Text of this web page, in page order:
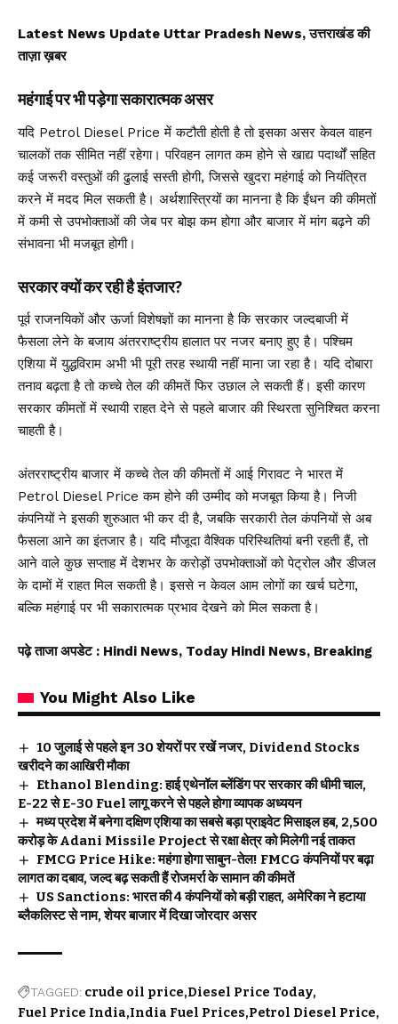
Latest News Update Uttar Pradesh News, उत्तराखंड की
ताज़ा ख़बर
महंगाई पर भी पड़ेगा सकारात्मक असर
यदि Petrol Diesel Price में कटौती होती है तो इसका असर केवल वाहन
चालकों तक सीमित नहीं रहेगा। परिवहन लागत कम होने से खाद्य पदार्थों सहित
कई जरूरी वस्तुओं की ढुलाई सस्ती होगी, जिससे खुदरा महंगाई को नियंत्रित
करने में मदद मिल सकती है। अर्थशास्त्रियों का मानना है कि ईंधन की कीमतों
में कमी से उपभोक्ताओं की जेब पर बोझ कम होगा और बाजार में मांग बढ़ने की
संभावना भी मजबूत होगी।
सरकार क्यों कर रही है इंतजार?
पूर्व राजनयिकों और ऊर्जा विशेषज्ञों का मानना है कि सरकार जल्दबाजी में
फैसला लेने के बजाय अंतरराष्ट्रीय हालात पर नजर बनाए हुए है। पश्चिम
एशिया में युद्धविराम अभी भी पूरी तरह स्थायी नहीं माना जा रहा है। यदि दोबारा
तनाव बढ़ता है तो कच्चे तेल की कीमतें फिर उछाल ले सकती हैं। इसी कारण
सरकार कीमतों में स्थायी राहत देने से पहले बाजार की स्थिरता सुनिश्चित करना
चाहती है।
अंतरराष्ट्रीय बाजार में कच्चे तेल की कीमतों में आई गिरावट ने भारत में
Petrol Diesel Price कम होने की उम्मीद को मजबूत किया है। निजी
कंपनियों ने इसकी शुरुआत भी कर दी है, जबकि सरकारी तेल कंपनियों से अब
फैसला आने का इंतजार है। यदि मौजूदा वैश्विक परिस्थितियां बनी रहती हैं, तो
आने वाले कुछ सप्ताह में देशभर के करोड़ों उपभोक्ताओं को पेट्रोल और डीजल
के दामों में राहत मिल सकती है। इससे न केवल आम लोगों का खर्च घटेगा,
बल्कि महंगाई पर भी सकारात्मक प्रभाव देखने को मिल सकता है।
पढ़े ताजा अपडेट : Hindi News, Today Hindi News, Breaking
You Might Also Like
10 जुलाई से पहले इन 30 शेयरों पर रखें नजर, Dividend Stocks
खरीदने का आखिरी मौका
Ethanol Blending: हाई एथेनॉल ब्लेंडिंग पर सरकार की धीमी चाल,
E-22 से E-30 Fuel लागू करने से पहले होगा व्यापक अध्ययन
मध्य प्रदेश में बनेगा दक्षिण एशिया का सबसे बड़ा प्राइवेट मिसाइल हब, 2,500
करोड़ के Adani Missile Project से रक्षा क्षेत्र को मिलेगी नई ताकत
FMCG Price Hike: महंगा होगा साबुन-तेल! FMCG कंपनियों पर बढ़ा
लागत का दबाव, जल्द बढ़ सकती हैं रोजमर्रा के सामान की कीमतें
US Sanctions: भारत की 4 कंपनियों को बड़ी राहत, अमेरिका ने हटाया
ब्लैकलिस्ट से नाम, शेयर बाजार में दिखा जोरदार असर
TAGGED: crude oil price Diesel Price Today
Fuel Price India India Fuel Prices Petrol Diesel Price